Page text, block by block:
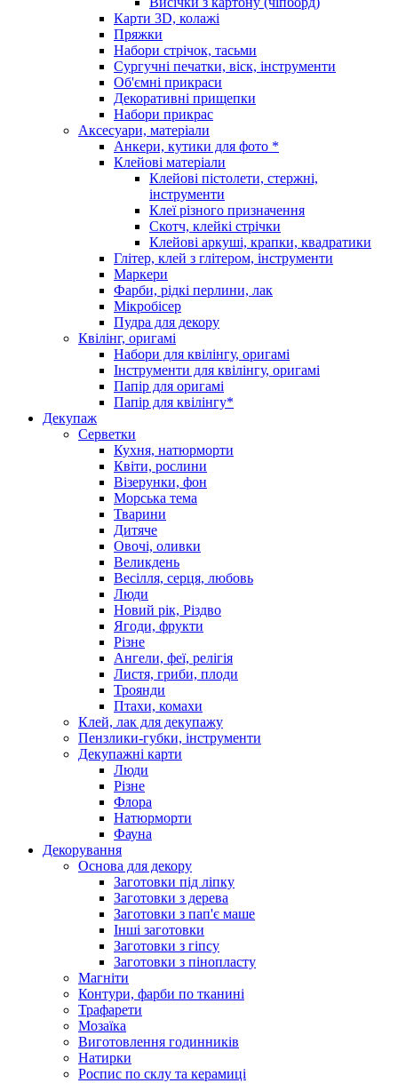
Карти 3D, колажі
Пряжки
Набори стрічок, тасьми
Сургучні печатки, віск, інструменти
Об'ємні прикраси
Декоративні прищепки
Набори прикрас
Аксесуари, матеріали
Анкери, кутики для фото *
Клейові матеріали
Клейові пістолети, стержні,
інструменти
Клеї різного призначення
Скотч, клейкі стрічки
Клейові аркуші, крапки, квадратики
Глітер, клей з глітером, інструменти
Маркери
Фарби, рідкі перлини, лак
Мікробісер
Пудра для декору
Квілінг, оригамі
Набори для квілінгу, оригамі
Інструменти для квілінгу, оригамі
Папір для оригамі
Папір для квілінгу*
Декупаж
Серветки
Кухня, натюрморти
Квіти, рослини
Візерунки, фон
Морська тема
Тварини
Дитяче
Овочі, оливки
Великдень
Весілля, серця, любовь
Люди
Новий рік, Різдво
Ягоди, фрукти
Різне
Ангели, феї, релігія
Листя, гриби, плоди
Троянди
Птахи, комахи
Клей, лак для декупажу
Пензлики-губки, інструменти
Декупажні карти
Люди
Різне
Флора
Натюрморти
Фауна
Декорування
Основа для декору
Заготовки під ліпку
Заготовки з дерева
Заготовки з пап'є маше
Інші заготовки
Заготовки з гіпсу
Заготовки з пінопласту
Магніти
Контури, фарби по тканині
Трафарети
Мозаїка
Виготовлення годинників
Натирки
Роспис по склу та керамиці